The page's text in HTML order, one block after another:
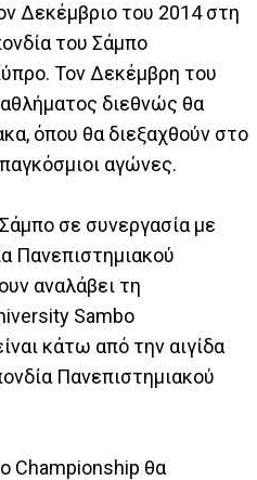
Δεκέμβριο του 2014 στη
του Σάμπο
Τον Δεκέμβρη του
διεθνώς θα
όπου θα διεξαχθούν στο
αγώνες.
σε συνεργασία με
Πανεπιστημιακού
αναλάβει τη
Sambo
κάτω από την αιγίδα
Πανεπιστημιακού
Championship θα